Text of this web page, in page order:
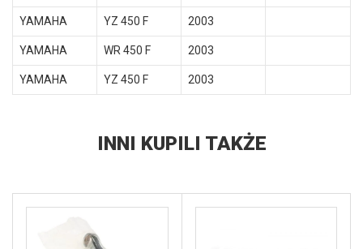
YAMAHA YZ 450 F 2003
YAMAHA WR 450 F 2003
YAMAHA YZ 450 F 2003
INNI KUPILI TAKŻE